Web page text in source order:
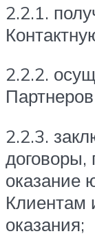
2.2.1.
2.2.2.
2.2.3.
оказание
Клиентам
оказания;